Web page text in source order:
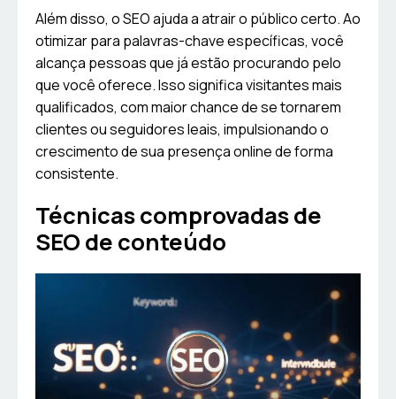
Além disso, o SEO ajuda a atrair o público certo. Ao
otimizar para palavras-chave específicas, você
alcança pessoas que já estão procurando pelo
que você oferece. Isso significa visitantes mais
qualificados, com maior chance de se tornarem
clientes ou seguidores leais, impulsionando o
crescimento de sua presença online de forma
consistente.
Técnicas comprovadas de
SEO de conteúdo